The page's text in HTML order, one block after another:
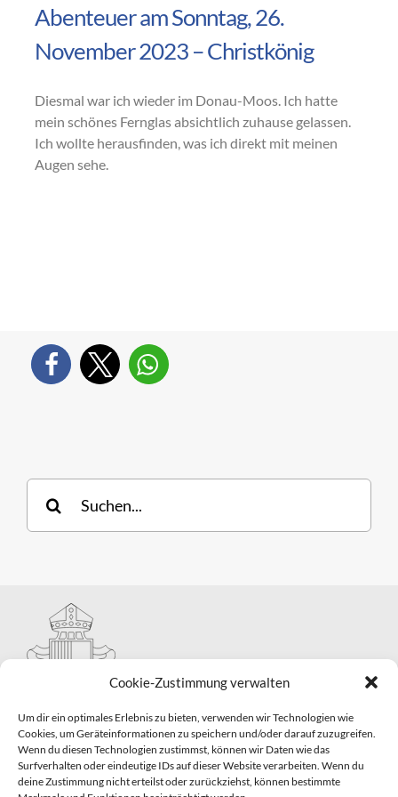
Cookie-Zustimmung verwalten
Um dir ein optimales Erlebnis zu bieten, verwenden wir Technologien wie
Cookies, um Geräteinformationen zu speichern und/oder darauf zuzugreifen.
Wenn du diesen Technologien zustimmst, können wir Daten wie das
Surfverhalten oder eindeutige IDs auf dieser Website verarbeiten. Wenn du
deine Zustimmung nicht erteilst oder zurückziehst, können bestimmte
Abenteuer am Sonntag, 26.
November 2023 – Christkönig
Diesmal war ich wieder im Donau-Moos. Ich hatte
mein schönes Fernglas absichtlich zuhause gelassen.
Ich wollte herausfinden, was ich direkt mit meinen
Augen sehe.
nach:
Hauptabteilung II – Seelsorge
Pastorale Grunddienste und Sakramentenpastoral
Telefon: 0821 3166-2593